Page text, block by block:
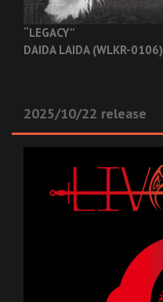
“LEGACY”
DAIDA LAIDA (WLKR-0106)
2025/10/22 release